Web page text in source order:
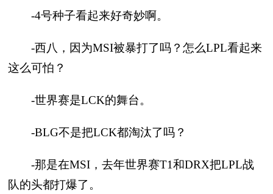
-4号种子看起来好奇妙啊。
-西八，因为MSI被暴打了吗？怎么LPL看起来
这么可怕？
-世界赛是LCK的舞台。
-BLG不是把LCK都淘汰了吗？
-那是在MSI，去年世界赛T1和DRX把LPL战
队的头都打爆了。